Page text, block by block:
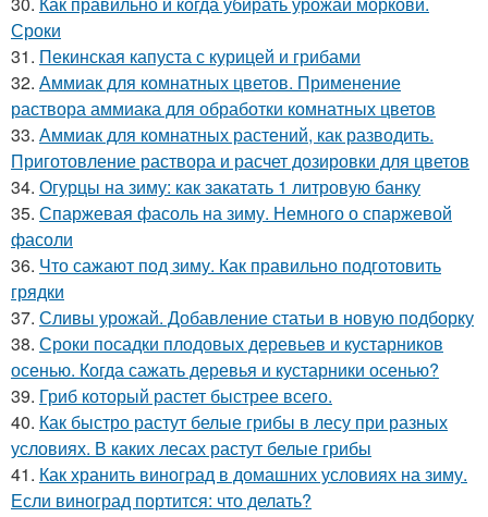
Сроки
31. Пекинская капуста с курицей и грибами
32. Аммиак для комнатных цветов. Применение
раствора аммиака для обработки комнатных цветов
33. Аммиак для комнатных растений, как разводить.
Приготовление раствора и расчет дозировки для цветов
34. Огурцы на зиму: как закатать 1 литровую банку
35. Спаржевая фасоль на зиму. Немного о спаржевой
фасоли
36. Что сажают под зиму. Как правильно подготовить
грядки
37. Сливы урожай. Добавление статьи в новую подборку
38. Сроки посадки плодовых деревьев и кустарников
осенью. Когда сажать деревья и кустарники осенью?
39. Гриб который растет быстрее всего.
40. Как быстро растут белые грибы в лесу при разных
условиях. В каких лесах растут белые грибы
41. Как хранить виноград в домашних условиях на зиму.
Если виноград портится: что делать?